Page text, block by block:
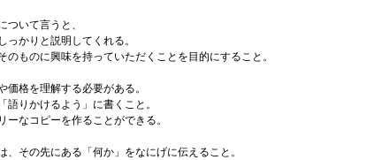
ついて言うと、
かりと説明してくれる。
ものに興味を持っていただくことを目的にすること。
格を理解する必要がある。
りかけるよう」に書くこと。
なコピーを作ることができる。
、その先にある「何か」をなにげに伝えること。